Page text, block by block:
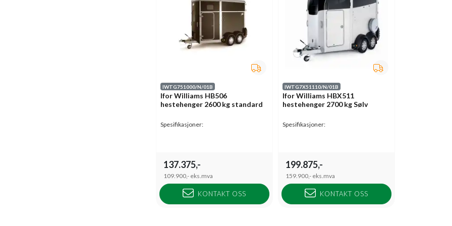
IWTG751000/N/01B
Ifor Williams HB506
hestehenger 2600 kg standard
Spesifikasjoner:
137.375,-
109.900,- eks.mva
KONTAKT OSS
IWTG7X51110/N/01B
Ifor Williams HBX511
hestehenger 2700 kg Sølv
Spesifikasjoner:
199.875,-
159.900,- eks.mva
KONTAKT OSS